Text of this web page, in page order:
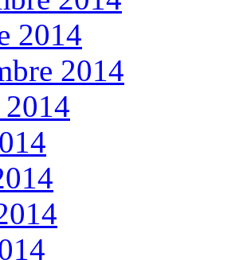
2014
2014
2014